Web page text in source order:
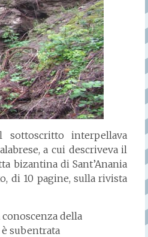
interpellava
a cui descriveva il
bizantina di Sant’Anania
di 10 pagine, sulla rivista
conoscenza della
subentrata